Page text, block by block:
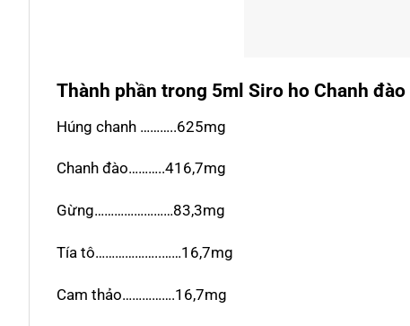
Thành phần trong 5ml Siro ho Chanh đào
Húng chanh ………..625mg
Chanh đào………..416,7mg
Gừng……………………83,3mg
Tía tô………………..……16,7mg
Cam thảo…………….16,7mg